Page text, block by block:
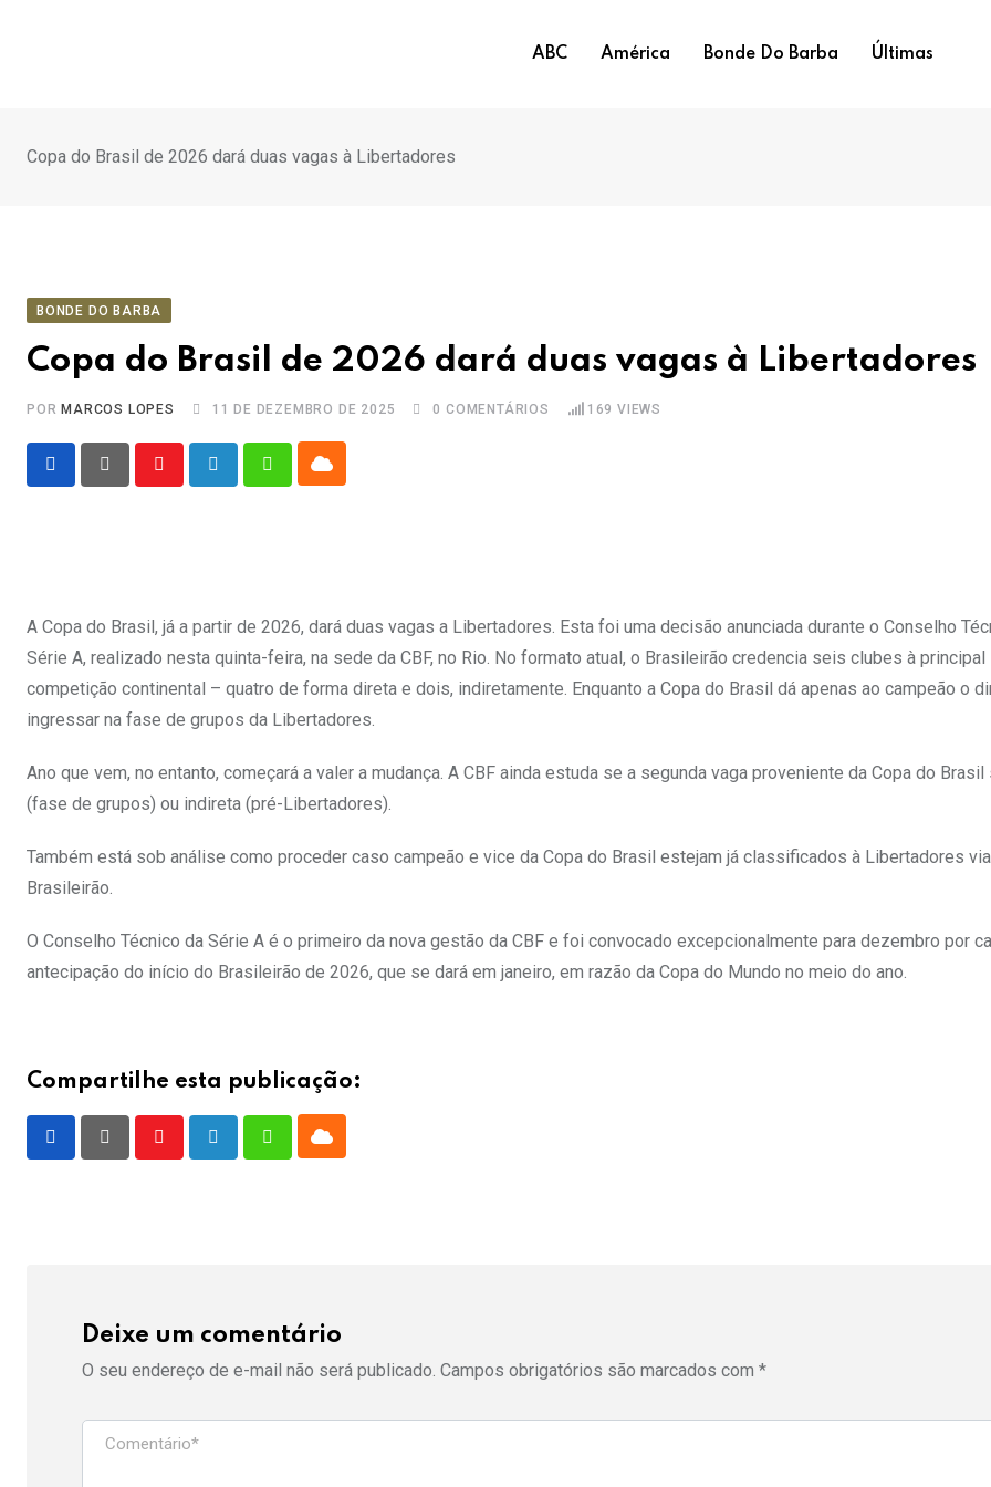
ABC América Bonde Do Barba Últimas
Copa do Brasil de 2026 dará duas vagas à Libertadores
BONDE DO BARBA
Copa do Brasil de 2026 dará duas vagas à Libertadores
POR MARCOS LOPES 11 DE DEZEMBRO DE 2025 0 COMENTÁRIOS 169 VIEWS
WhatsappCloud
A Copa do Brasil, já a partir de 2026, dará duas vagas a Libertadores. Esta foi uma decisão anunciada durante o Conselho
Série A, realizado nesta quinta-feira, na sede da CBF, no Rio. No formato atual, o Brasileirão credencia seis clubes à principal
competição continental – quatro de forma direta e dois, indiretamente. Enquanto a Copa do Brasil dá apenas ao campeão o
ingressar na fase de grupos da Libertadores.
Ano que vem, no entanto, começará a valer a mudança. A CBF ainda estuda se a segunda vaga proveniente da Copa do
(fase de grupos) ou indireta (pré-Libertadores).
Também está sob análise como proceder caso campeão e vice da Copa do Brasil estejam já classificados à Libertadores via
Brasileirão.
O Conselho Técnico da Série A é o primeiro da nova gestão da CBF e foi convocado excepcionalmente para dezembro por
antecipação do início do Brasileirão de 2026, que se dará em janeiro, em razão da Copa do Mundo no meio do ano.
Compartilhe esta publicação:
WhatsappCloud
Deixe um comentário
O seu endereço de e-mail não será publicado. Campos obrigatórios são marcados com *